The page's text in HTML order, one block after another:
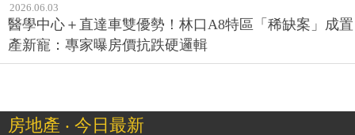
2026.06.03
醫學中心＋直達車雙優勢！林口A8特區「稀缺案」成置
產新寵：專家曝房價抗跌硬邏輯
房地產 ‧ 今日最新